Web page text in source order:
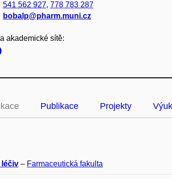
541 562 927, 778 783 287
bobalp@pharm.muni.cz
akademické sítě:
Publikace Projekty
léčiv – Farmaceutická fakulta